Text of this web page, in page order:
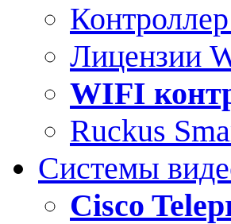
Лицензии
WIFI
Ruckus
Системы
Cisco